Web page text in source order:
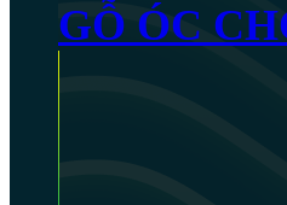
GỖ ÓC